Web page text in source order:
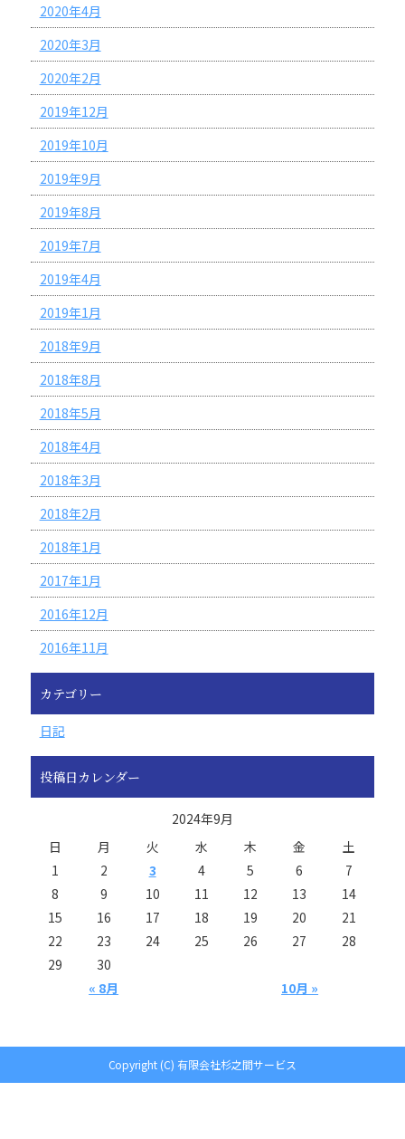
2020年4月
2020年3月
2020年2月
2019年12月
2019年10月
2019年9月
2019年8月
2019年7月
2019年4月
2019年1月
2018年9月
2018年8月
2018年5月
2018年4月
2018年3月
2018年2月
2018年1月
2017年1月
2016年12月
2016年11月
カテゴリー
日記
投稿日カレンダー
2024年9月
日
月 火 水 木 金 土
« 8月 10月 »
1 2 3 4 5 6
7
8
9 10 11 12 13
14
15
16 17 18 19 20
21
22
23 24 25 26 27
28
29
30
Copyright (C) 有限会社杉之間サービス